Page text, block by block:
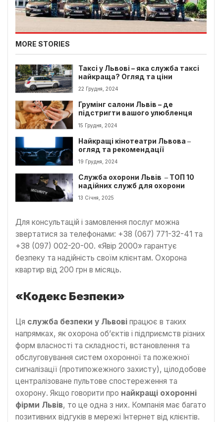
MORE STORIES
Таксі у Львові – яка служба таксі
найкраща? Огляд та ціни
22 Грудня, 2024
Грумінг салони Львів – де
підстригти вашого улюбленця
15 Грудня, 2024
Найкращі кінотеатри Львова ‒
огляд та рекомендації
19 Грудня, 2024
Служба охорони Львів ‒ ТОП 10
надійних служб для охорони
13 Січня, 2025
Для консультацій і замовлення послуг можна
звертатися за телефонами: +38 (067) 771-32-41 та
+38 (097) 002-20-00. «Явір 2000» гарантує
безпеку та надійність своїм клієнтам. Охорона
квартир від 200 грн в місяць.
«Кодекс Безпеки»
Ця служба безпеки у Львові працює в таких
напрямках, як охорона об’єктів і підприємств різних
форм власності та складності, встановлення та
обслуговування систем охоронної та пожежної
сигналізації (протипожежного захисту), цілодобове
централізоване пультове спостереження та
охорону. Якщо говорити про найкращі охоронні
фірми Львів, то це одна з них. Компанія має багато
позитивних відгуків в мережі Інтернет від клієнтів.